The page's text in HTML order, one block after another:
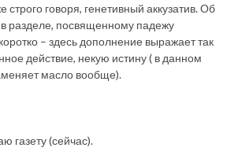
строго говоря, генетивный аккузатив. Об
разделе, посвященному падежу
– здесь дополнение выражает так
действие, некую истину ( в данном
масло вообще).
газету (сейчас).